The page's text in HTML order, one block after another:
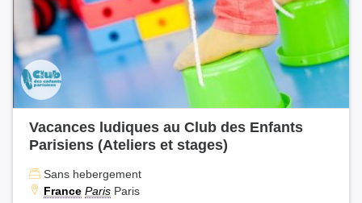
Vacances ludiques au Club des Enfants
Parisiens (Ateliers et stages)
Sans hebergement
France Paris Paris